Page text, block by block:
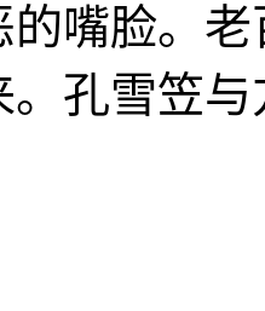
的嘴脸。
。孔雪笠